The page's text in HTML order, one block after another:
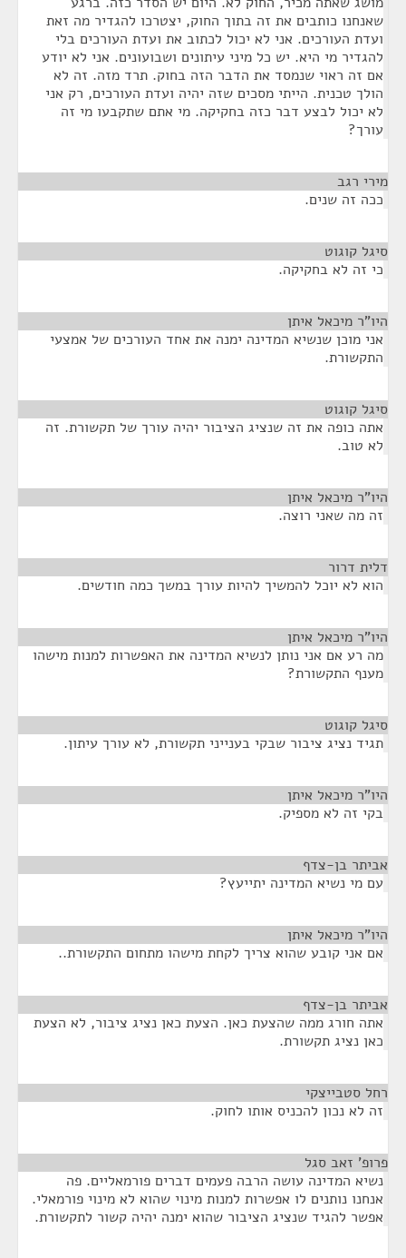
שאנחנו כותבים את זה בתוך החוק, יצטרכו להגדיר מה זאת
ועדת העורכים. אני לא יכול לכתוב את ועדת העורכים בלי
להגדיר מי היא. יש כל מיני עיתונים ושבועונים. אני לא יודע
אם זה ראוי שנמסד את הדבר הזה בחוק. תרד מזה. זה לא
הולך טכנית. הייתי מסכים שזה יהיה ועדת העורכים, רק אני
לא יכול לבצע דבר כזה בחקיקה. מי אתם שתקבעו מי זה
עורך?
מירי רגב
ככה זה שנים.
סיגל קוגוט
כי זה לא בחקיקה.
היו"ר מיכאל איתן
אני מוכן שנשיא המדינה ימנה את אחד העורכים של אמצעי
התקשורת.
סיגל קוגוט
אתה כופה את זה שנציג הציבור יהיה עורך של תקשורת. זה
לא טוב.
היו"ר מיכאל איתן
זה מה שאני רוצה.
דלית דרור
הוא לא יוכל להמשיך להיות עורך במשך כמה חודשים.
היו"ר מיכאל איתן
מה רע אם אני נותן לנשיא המדינה את האפשרות למנות מישהו
מענף התקשורת?
סיגל קוגוט
תגיד נציג ציבור שבקי בענייני תקשורת, לא עורך עיתון.
היו"ר מיכאל איתן
בקי זה לא מספיק.
אביתר בן-צדף
עם מי נשיא המדינה יתייעץ?
היו"ר מיכאל איתן
אם אני קובע שהוא צריך לקחת מישהו מתחום התקשורת..
אביתר בן-צדף
אתה חורג ממה שהצעת כאן. הצעת כאן נציג ציבור, לא הצעת
כאן נציג תקשורת.
רחל סטבייצקי
זה לא נכון להכניס אותו לחוק.
פרופ' זאב סגל
נשיא המדינה עושה הרבה פעמים דברים פורמאליים. פה
אנחנו נותנים לו אפשרות למנות מינוי שהוא לא מינוי פורמאלי.
אפשר להגיד שנציג הציבור שהוא ימנה יהיה קשור לתקשורת.